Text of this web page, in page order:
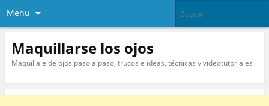
Menu
Maquillarse los ojos
Maquillaje de ojos paso a paso, trucos e ideas, técnicas y videotutoriales